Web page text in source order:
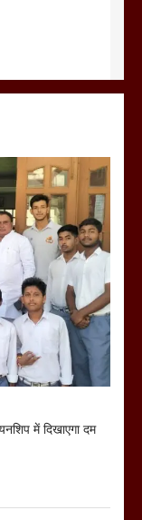
होलिका को किया
की गई गाली
तो होगा खून
में दिखाएगा दम